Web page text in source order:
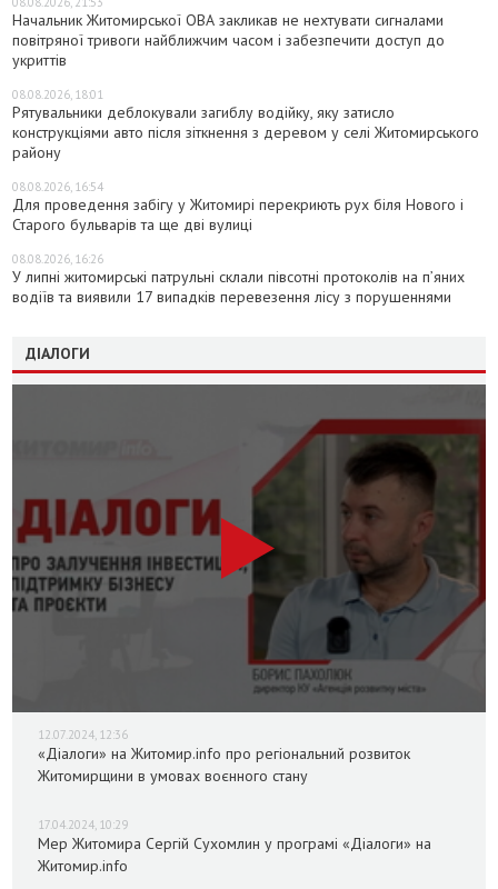
Начальник Житомирської ОВА закликав не нехтувати сигналами
повітряної тривоги найближчим часом і забезпечити доступ до
укриттів
08.08.2026, 18:01
Рятувальники деблокували загиблу водійку, яку затисло
конструкціями авто після зіткнення з деревом у селі Житомирського
району
08.08.2026, 16:54
Для проведення забігу у Житомирі перекриють рух біля Нового і
Старого бульварів та ще дві вулиці
08.08.2026, 16:26
У липні житомирські патрульні склали півсотні протоколів на пʼяних
водіїв та виявили 17 випадків перевезення лісу з порушеннями
ДІАЛОГИ
12.07.2024, 12:36
«Діалоги» на Житомир.info про регіональний розвиток
Житомирщини в умовах воєнного стану
17.04.2024, 10:29
Мер Житомира Сергій Сухомлин у програмі «Діалоги» на
Житомир.info